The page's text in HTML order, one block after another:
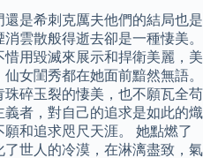
是希刺克厲夫他們的結局也是
雲散般得逝去卻是一種悽美。
用毀滅來展示和捍衛美麗，美
女閨秀都在她面前黯然無語。
碎玉裂的悽美，也不願瓦全苟
者，對自己的追求是如此的熾
和追求咫尺天涯。 她點燃了
世人的冷漠，在淋漓盡致，氣